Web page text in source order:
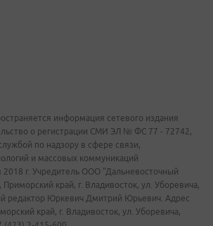
информация сетевого издания
о регистрации СМИ ЭЛ № ФС 77 - 72742,
по надзору в сфере связи,
и массовых коммуникаций
2018 г. Учредитель ООО "Дальневосточный
край, г. Владивосток, ул. Уборевича,
редактор Юркевич Дмитрий Юрьевич. Адрес
край, г. Владивосток, ул. Уборевича,